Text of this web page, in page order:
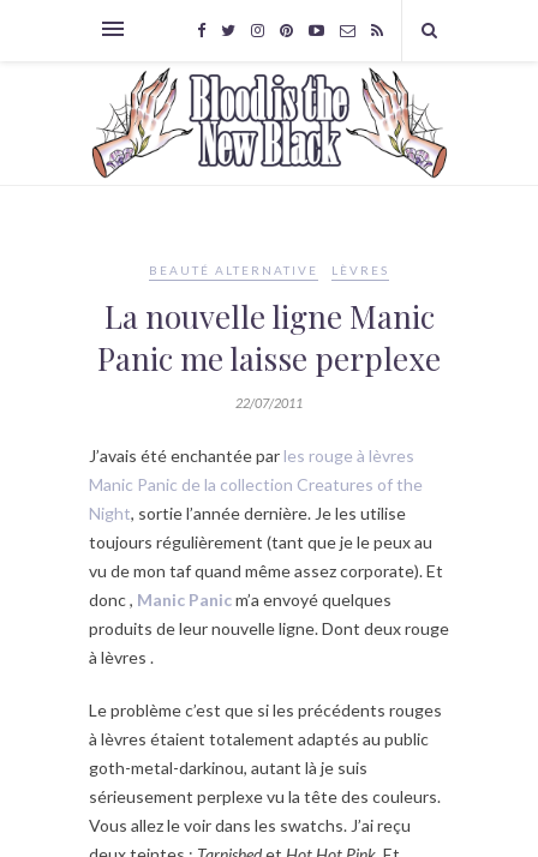
BEAUTÉ ALTERNATIVE LÈVRES
La nouvelle ligne Manic
Panic me laisse perplexe
22/07/2011
J’avais été enchantée par les rouge à lèvres
Manic Panic de la collection Creatures of the
Night, sortie l’année dernière. Je les utilise
toujours régulièrement (tant que je le peux au
vu de mon taf quand même assez corporate). Et
donc , Manic Panicm’a envoyé quelques
produits de leur nouvelle ligne. Dont deux rouge
à lèvres .
Le problème c’est que si les précédents rouges
à lèvres étaient totalement adaptés au public
goth-metal-darkinou, autant là je suis
sérieusement perplexe vu la tête des couleurs.
Vous allez le voir dans les swatchs. J’ai reçu